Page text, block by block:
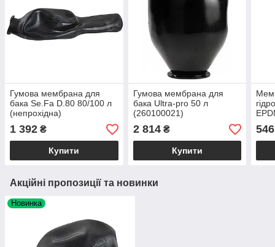
Гумова мембрана для
бака Se.Fa D.80 80/100 л
(непрохідна)
1 392 ₴
Купити
Гумова мембрана для
бака Ultra-pro 50 л
(260100021)
2 814₴
Купити
546
Акційні пропозиції та новинки
Новинка